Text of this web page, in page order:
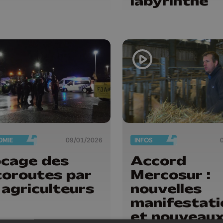
09/01/2026
des
par
INFOS
Accord
Mercosur :
nouvelles
et